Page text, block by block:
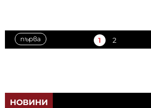
първа 1 2
НОВИНИ